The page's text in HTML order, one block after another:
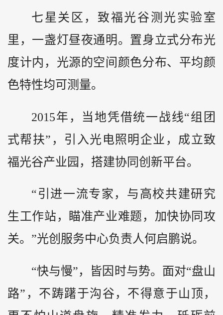
七星关区，致福光谷测光实验室
里，一盏灯昼夜通明。置身立式分布光
度计内，光源的空间颜色分布、平均颜
色特性均可测量。
2015年，当地凭借统一战线“组团
式帮扶”，引入光电照明企业，成立致
福光谷产业园，搭建协同创新平台。
“引进一流专家，与高校共建研究
生工作站，瞄准产业难题，加快协同攻
关。”光创服务中心负责人何启鹏说。
“快与慢”，皆因时与势。面对“盘山
路”，不踌躇于沟谷，不得意于山顶，